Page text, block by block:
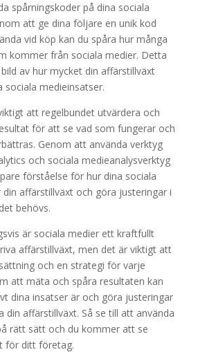
spårningskoder på dina sociala
att ge dina följare en unik kod
vid köp kan du spåra hur många
kommer från sociala medier. Detta
av hur mycket din affärstillväxt
sociala medieinsatser.
att regelbundet utvärdera och
för att se vad som fungerar och
Genom att använda verktyg
och sociala medieanalysverktyg
förståelse för hur dina sociala
din affärstillväxt och göra justeringar i
behövs.
är sociala medier ett kraftfullt
affärstillväxt, men det är viktigt att
och en strategi för varje
att mäta och spåra resultaten kan
dina insatser är och göra justeringar
din affärstillväxt. Så se till att använda
rätt sätt och du kommer att se
för ditt företag.